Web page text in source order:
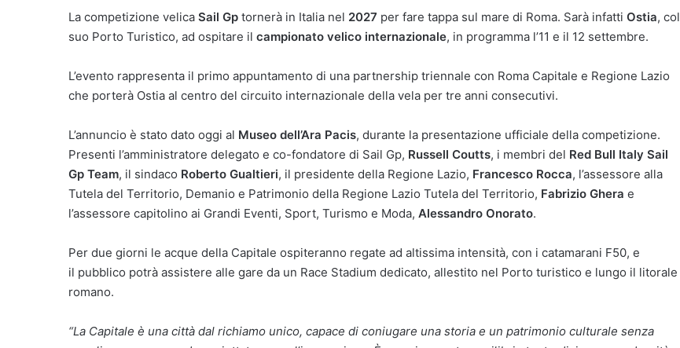
La competizione velica Sail Gp tornerà in Italia nel 2027 per fare tappa sul mare di Roma. Sarà infatti Ostia, col
suo Porto Turistico, ad ospitare il campionato velico internazionale, in programma l’11 e il 12 settembre.
L’evento rappresenta il primo appuntamento di una partnership triennale con Roma Capitale e Regione Lazio
che porterà Ostia al centro del circuito internazionale della vela per tre anni consecutivi.
L’annuncio è stato dato oggi al Museo dell’Ara Pacis, durante la presentazione ufficiale della competizione.
Presenti l’amministratore delegato e co-fondatore di Sail Gp, Russell Coutts, i membri del Red Bull Italy Sail
Gp Team, il sindaco Roberto Gualtieri, il presidente della Regione Lazio, Francesco Rocca, l’assessore alla
Tutela del Territorio, Demanio e Patrimonio della Regione Lazio Tutela del Territorio, Fabrizio Ghera e
l’assessore capitolino ai Grandi Eventi, Sport, Turismo e Moda, Alessandro Onorato.
Per due giorni le acque della Capitale ospiteranno regate ad altissima intensità, con i catamarani F50, e
il pubblico potrà assistere alle gare da un Race Stadium dedicato, allestito nel Porto turistico e lungo il litorale
romano.
“La Capitale è una città dal richiamo unico, capace di coniugare una storia e un patrimonio culturale senza